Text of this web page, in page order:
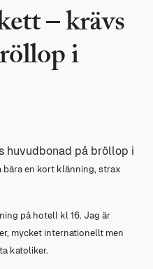
– krävs
i
huvudbonad på bröllop i
bära en kort klänning, strax
på hotell kl 16. Jag är
mycket internationellt men
katoliker.